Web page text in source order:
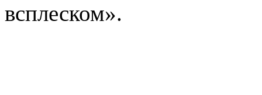
всплеском».